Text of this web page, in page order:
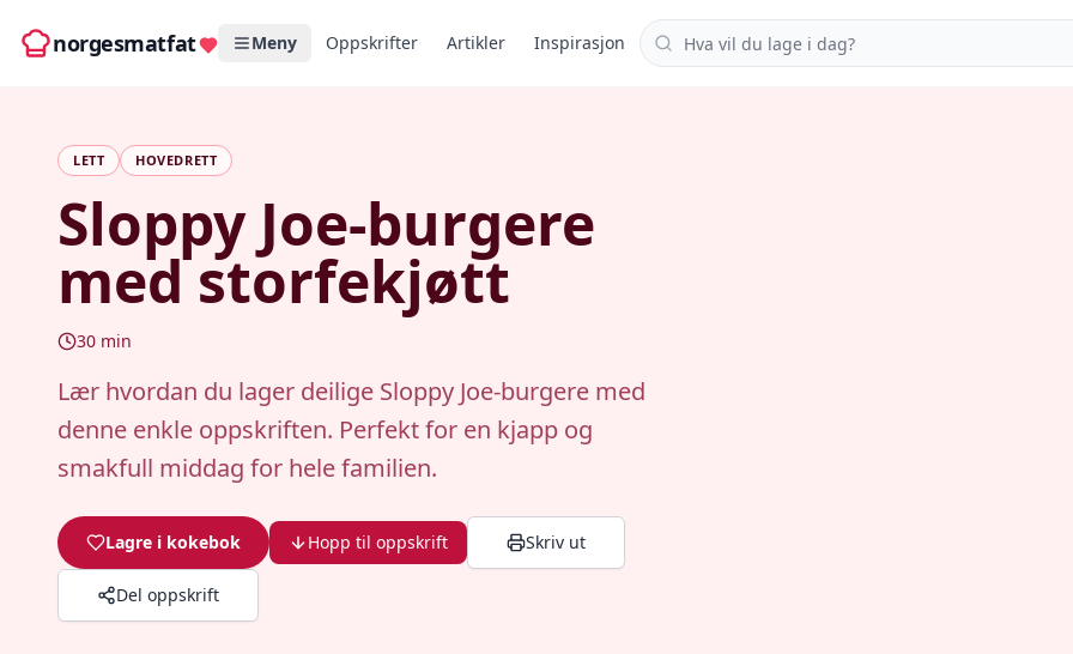
norgesmatfat Meny Oppskrifter Artikler Inspirasjon Søk i oppskrifter
LETT HOVEDRETT
Sloppy Joe-burgere
med storfekjøtt
30 min
Lær hvordan du lager deilige Sloppy Joe-burgere med
denne enkle oppskriften. Perfekt for en kjapp og
smakfull middag for hele familien.
Lagre i kokebok Hopp til oppskrift Skriv ut
Del oppskrift